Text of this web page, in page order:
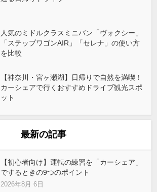
人気のミドルクラスミニバン「ヴォクシー」
「ステップワゴンAIR」「セレナ」の使い方
を比較
【神奈川・宮ヶ瀬湖】日帰りで自然を満喫！
カーシェアで行くおすすめドライブ観光スポ
ット
最新の記事
【初心者向け】運転の練習を「カーシェア」
でするときの9つのポイント
2026年8月 6日